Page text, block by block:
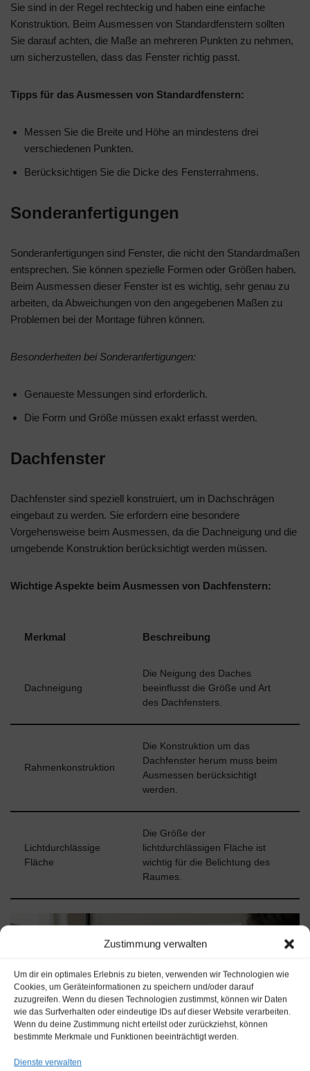
Zustimmung verwalten
Um dir ein optimales Erlebnis zu bieten, verwenden wir Technologien wie
Cookies, um Geräteinformationen zu speichern und/oder darauf
zuzugreifen. Wenn du diesen Technologien zustimmst, können wir Daten
wie das Surfverhalten oder eindeutige IDs auf dieser Website verarbeiten.
Wenn du deine Zustimmung nicht erteilst oder zurückziehst, können
bestimmte Merkmale und Funktionen beeinträchtigt werden.
Dienste verwalten
Sie sind in der Regel rechteckig und haben eine einfache
Konstruktion. Beim Ausmessen von Standardfenstern sollten
Sie darauf achten, die Maße an mehreren Punkten zu nehmen,
um sicherzustellen, dass das Fenster richtig passt.
Tipps für das Ausmessen von Standardfenstern:
Messen Sie die Breite und Höhe an mindestens drei
verschiedenen Punkten.
Berücksichtigen Sie die Dicke des Fensterrahmens.
Sonderanfertigungen
Sonderanfertigungen sind Fenster, die nicht den Standardmaßen
entsprechen. Sie können spezielle Formen oder Größen haben.
Beim Ausmessen dieser Fenster ist es wichtig, sehr genau zu
arbeiten, da Abweichungen von den angegebenen Maßen zu
Problemen bei der Montage führen können.
Besonderheiten bei Sonderanfertigungen:
Genaueste Messungen sind erforderlich.
Die Form und Größe müssen exakt erfasst werden.
Dachfenster
Dachfenster sind speziell konstruiert, um in Dachschrägen
eingebaut zu werden. Sie erfordern eine besondere
Vorgehensweise beim Ausmessen, da die Dachneigung und die
umgebende Konstruktion berücksichtigt werden müssen.
Wichtige Aspekte beim Ausmessen von Dachfenstern:
Merkmal Beschreibung
Dachneigung
Die Neigung des Daches
beeinflusst die Größe und Art
des Dachfensters.
Rahmenkonstruktion
Die Konstruktion um das
Dachfenster herum muss beim
Ausmessen berücksichtigt
werden.
Lichtdurchlässige
Fläche
Die Größe der
lichtdurchlässigen Fläche ist
wichtig für die Belichtung des
Raumes.